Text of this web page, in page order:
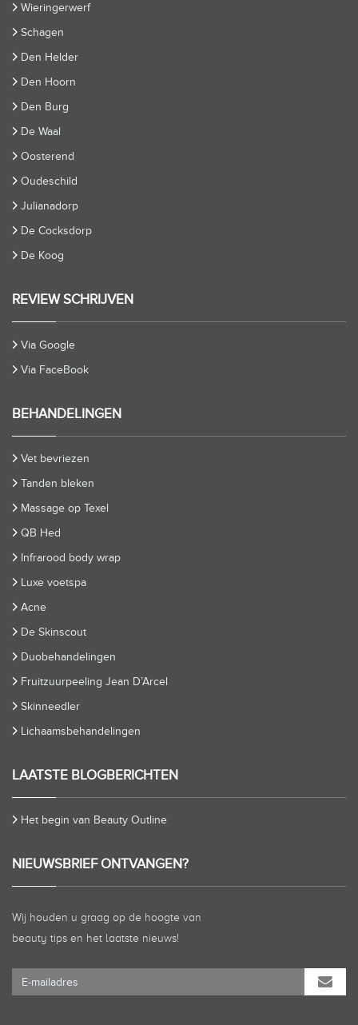
Wieringerwerf
Schagen
Den Helder
Den Hoorn
Den Burg
De Waal
Oosterend
Oudeschild
Julianadorp
De Cocksdorp
De Koog
REVIEW SCHRIJVEN
Via Google
Via FaceBook
BEHANDELINGEN
Vet bevriezen
Tanden bleken
Massage op Texel
QB Hed
Infrarood body wrap
Luxe voetspa
Acne
De Skinscout
Duobehandelingen
Fruitzuurpeeling Jean D’Arcel
Skinneedler
Lichaamsbehandelingen
LAATSTE BLOGBERICHTEN
Het begin van Beauty Outline
NIEUWSBRIEF ONTVANGEN?
Wij houden u graag op de hoogte van
beauty tips en het laatste nieuws!